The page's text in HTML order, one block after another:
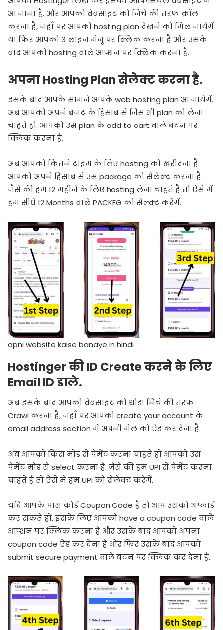
आ जाना है. और आपको वेबसाइट को निचे की तरफ क्रॉल
करना है, जहाँ पर आपको hosting plan देखने को मिल जायेगें
या फिर आपको 3 लाइन मेनू पर क्लिक करना है और उसके
बाद आपको hosting वाले आप्शन पर क्लिक करना है.
अपना Hosting Plan सेलेक्ट करना है.
इसके बाद आपके सामने आपके web hosting plan आ जायेगें.
अब आपको अपने बजट के हिसाब से जिस भी plan को लेना
चाहते हो. आपको उस plan के add to cart वाले बटन पर
क्लिक करना है.
अब आपको कितने टाइम के लिए hosting को खरीदना है.
आपको अपने हिसाब से उस package को सेलेक्ट करना है.
जैसे की हम 12 महीने के लिए hosting लेना चाहते है तो ऐसे में
हम सीधे 12 Months वाले PACKEG को सेल्क्ट करेंगें.
apni website kaise banaye in hindi
Hostinger की ID Create करने के लिए
Email ID डाले.
अब इसके बाद आपको वेबसाइट को थोडा निचे की तरफ
Crawl करना है, जहाँ पर आपको create your account के
email address section में अपनी मेल को ऐड कर देना है.
अब आपको किस मोड से पेमेंट करना चाहते हो आपको उस
पेमेंट मोड से select करना है. जैसे की हम UPI से पेमेंट करना
चाहते है तो ऐसे में हम UPI को सेलेक्ट करेगें.
यदि आपके पास कोई Coupon Code है तो आप उसको अप्लाई
कर सकते हो, इसके लिए आपको have a coupon code वाले
आप्शन पर क्लिक करना है और उसके बाद आपको अपना
coupon code ऐड कर देना है ओर फिर उसके बाद आपको
submit secure payment वाले बटन पर क्लिक कर देना है.